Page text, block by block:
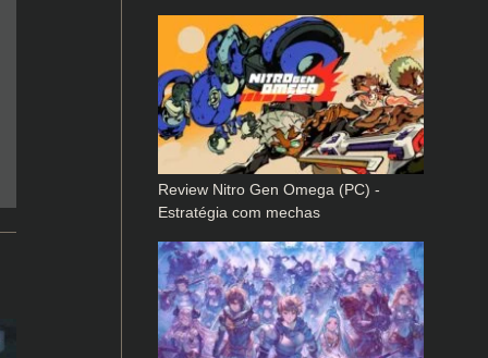
Review Nitro Gen Omega (PC) -
Estratégia com mechas